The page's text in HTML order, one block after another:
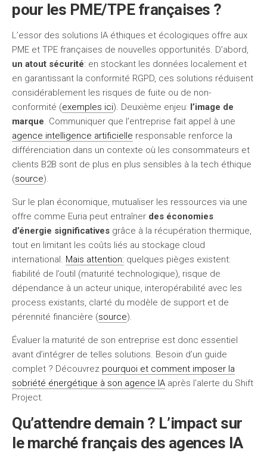
pour les PME/TPE françaises ?
L’essor des solutions IA éthiques et écologiques offre aux
PME et TPE françaises de nouvelles opportunités. D’abord,
un atout sécurité: en stockant les données localement et
en garantissant la conformité RGPD, ces solutions réduisent
considérablement les risques de fuite ou de non-
conformité (exemples ici). Deuxième enjeu: l’image de
marque. Communiquer que l’entreprise fait appel à une
agence intelligence artificielle responsable renforce la
différenciation dans un contexte où les consommateurs et
clients B2B sont de plus en plus sensibles à la tech éthique
(source).
Sur le plan économique, mutualiser les ressources via une
offre comme Euria peut entraîner des économies
d’énergie significatives grâce à la récupération thermique,
tout en limitant les coûts liés au stockage cloud
international. Mais attention: quelques pièges existent:
fiabilité de l’outil (maturité technologique), risque de
dépendance à un acteur unique, interopérabilité avec les
process existants, clarté du modèle de support et de
pérennité financière (source).
Évaluer la maturité de son entreprise est donc essentiel
avant d’intégrer de telles solutions. Besoin d’un guide
complet ? Découvrez pourquoi et comment imposer la
sobriété énergétique à son agence IA après l’alerte du Shift
Project.
Qu’attendre demain ? L’impact sur
le marché français des agences IA